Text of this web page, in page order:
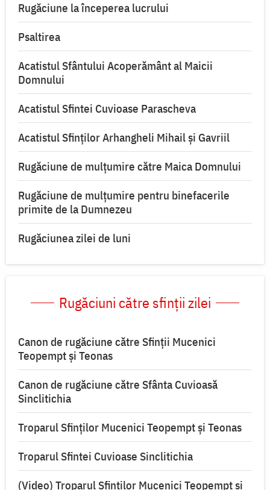
Rugăciune la începerea lucrului
Psaltirea
Acatistul Sfântului Acoperământ al Maicii
Domnului
Acatistul Sfintei Cuvioase Parascheva
Acatistul Sfinților Arhangheli Mihail și Gavriil
Rugăciune de mulţumire către Maica Domnului
Rugăciune de mulțumire pentru binefacerile
primite de la Dumnezeu
Rugăciunea zilei de luni
Rugăciuni către sfinții zilei
Canon de rugăciune către Sfinţii Mucenici
Teopempt şi Teonas
Canon de rugăciune către Sfânta Cuvioasă
Sinclitichia
Troparul Sfinţilor Mucenici Teopempt şi Teonas
Troparul Sfintei Cuvioase Sinclitichia
(Video) Troparul Sfinților Mucenici Teopempt și